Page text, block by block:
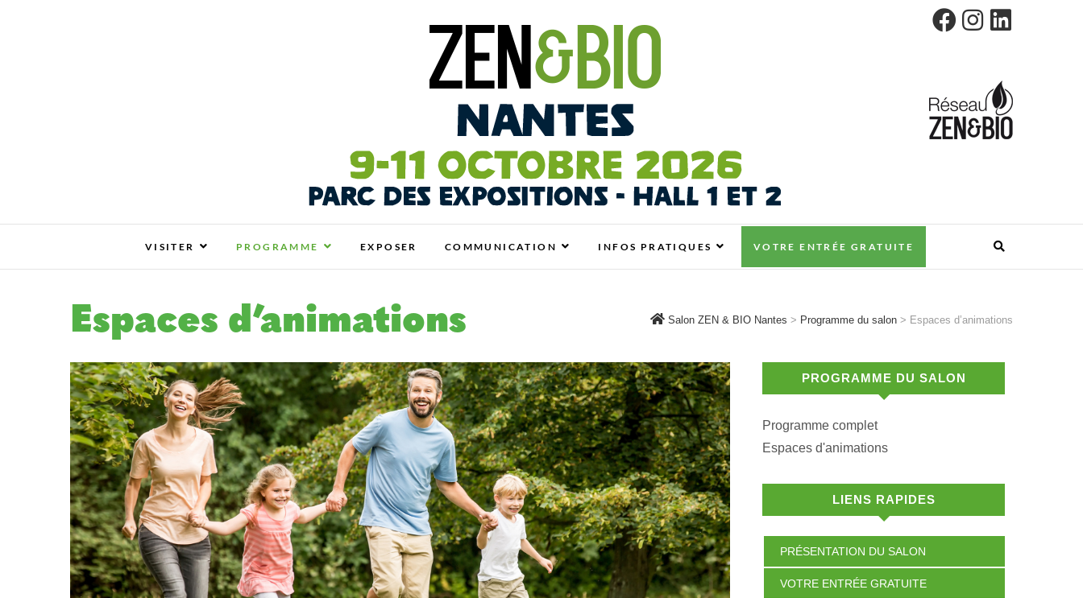
Salon ZEN & BIO Nantes
SALON ZEN & BIO NANTES : VOTRE SALON BIO, BIEN-ÊTRE ET HABITAT SAIN
VISITER PROGRAMME EXPOSER COMMUNICATION INFOS PRATIQUES VOTRE ENTRÉE GRATUITE
Espaces d’animations Salon ZEN & BIO Nantes > Programme du salon > Espaces d’animations
PROGRAMME DU SALON
Programme complet
Espaces d'animations
LIENS RAPIDES
PRÉSENTATION DU SALON
VOTRE ENTRÉE GRATUITE